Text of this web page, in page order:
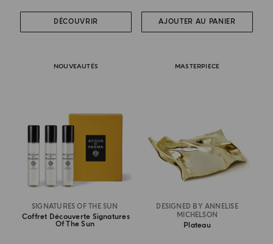
DÉCOUVRIR AJOUTER AU PANIER
NOUVEAUTÉS
SIGNATURES OF THE SUN
Coffret Découverte Signatures
Of The Sun
MASTERPIECE
DESIGNED BY ANNELISE
MICHELSON
Plateau